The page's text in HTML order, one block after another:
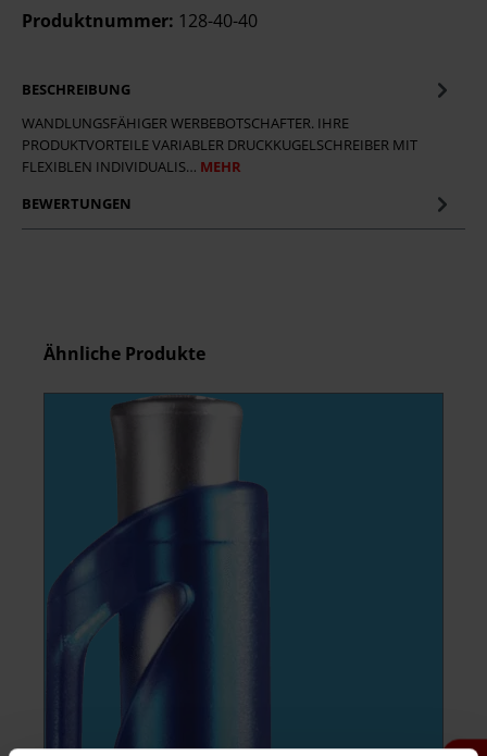
Produktnummer: 128-40-40
BESCHREIBUNG
WANDLUNGSFÄHIGER WERBEBOTSCHAFTER. IHRE
PRODUKTVORTEILE VARIABLER DRUCKKUGELSCHREIBER MIT
FLEXIBLEN INDIVIDUALIS… MEHR
BEWERTUNGEN
Produktgalerie überspringen
Ähnliche Produkte